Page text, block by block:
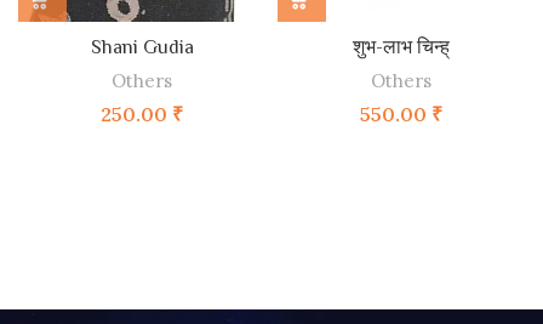
Shani Gudia
Others
250.00 ₹
शुभ-लाभ चिन्ह्
Others
550.00 ₹